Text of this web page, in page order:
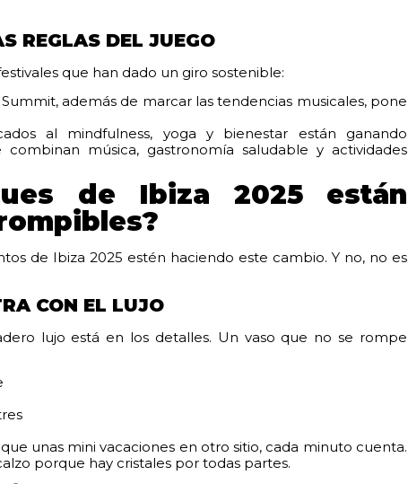
REGLAS DEL JUEGO
que han dado un giro sostenible:
además de marcar las tendencias musicales, pone
al mindfulness, yoga y bienestar están ganando
música, gastronomía saludable y actividades
de Ibiza 2025 están
de Ibiza 2025 estén haciendo este cambio. Y no, no es
CON EL LUJO
lujo está en los detalles. Un vaso que no se rompe
unas mini vacaciones en otro sitio, cada minuto cuenta.
porque hay cristales por todas partes.